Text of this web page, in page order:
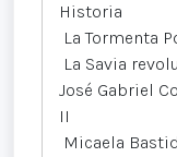
Historia
La Tormenta
La Savia
José Gabriel
II
Micaela